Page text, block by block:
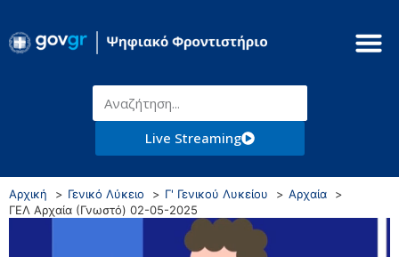
Live Streaming
Αρχική Γενικό Λύκειο Γ' Γενικού Λυκείου
Αρχαία
ΓΕΛ Αρχαία (Γνωστό) 02-05-2025